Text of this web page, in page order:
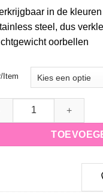
in de
steel, dus
oorbellen
Item